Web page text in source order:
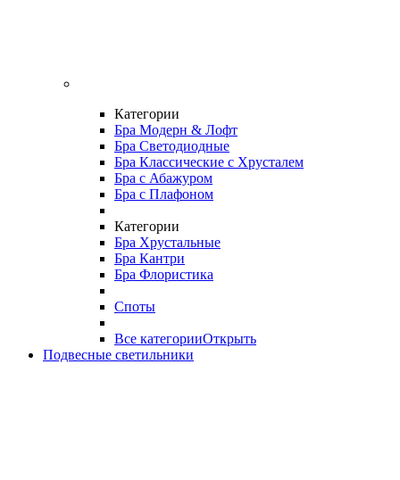
Категории
Бра Модерн & Лофт
Бра Светодиодные
Бра Классические с Хрусталем
Бра с Абажуром
Бра с Плафоном
Категории
Бра Хрустальные
Бра Кантри
Бра Флористика
Споты
Все категорииОткрыть
Подвесные светильники